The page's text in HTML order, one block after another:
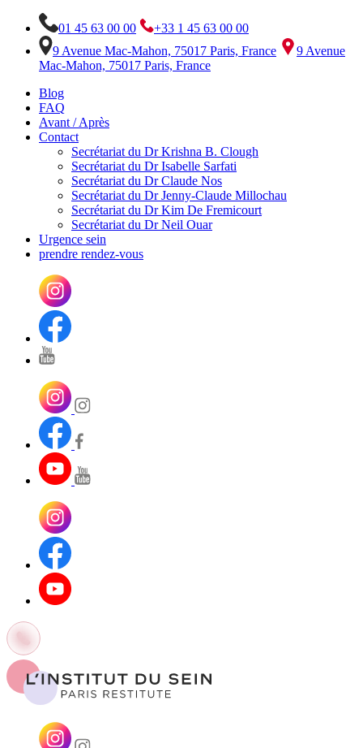
01 45 63 00 00
+33 1 45 63 00 00
9 Avenue Mac-Mahon, 75017 Paris, France
9 Avenue
Mac-Mahon, 75017 Paris, France
Blog
FAQ
Avant / Après
Contact
Secrétariat du Dr Krishna B. Clough
Secrétariat du Dr Isabelle Sarfati
Secrétariat du Dr Claude Nos
Secrétariat du Dr Jenny-Claude Millochau
Secrétariat du Dr Kim De Fremicourt
Secrétariat du Dr Neil Ouar
Urgence sein
prendre rendez-vous